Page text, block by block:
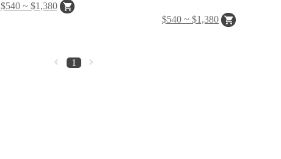
$540 ~ $1,380
$540 ~ $1,380
1